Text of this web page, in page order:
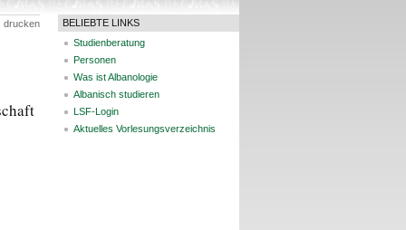
drucken
BELIEBTE LINKS
Studienberatung
Personen
Was ist Albanologie
Albanisch studieren
LSF-Login
Aktuelles Vorlesungsverzeichnis